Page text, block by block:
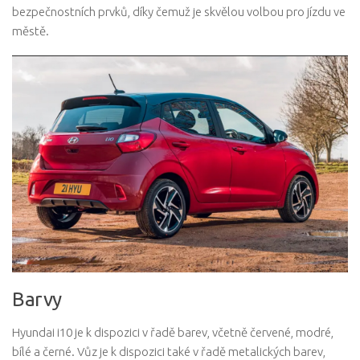
bezpečnostních prvků, díky čemuž je skvělou volbou pro jízdu ve
městě.
Barvy
Hyundai i10 je k dispozici v řadě barev, včetně červené, modré,
bílé a černé. Vůz je k dispozici také v řadě metalických barev,